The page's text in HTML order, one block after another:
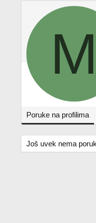
M
Poruke na profilima
Još uvek nema